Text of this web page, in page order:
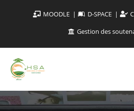
MOODLE D-SPACE
Gestion des